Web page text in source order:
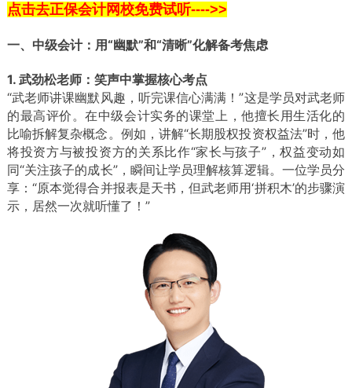
点击去正保会计网校免费试听---->>
一、中级会计：用“幽默”和“清晰”化解备考焦虑
1. 武劲松老师：笑声中掌握核心考点
“武老师讲课幽默风趣，听完课信心满满！”这是学员对武老师
的最高评价。在中级会计实务的课堂上，他擅长用生活化的
比喻拆解复杂概念。例如，讲解“长期股权投资权益法”时，他
将投资方与被投资方的关系比作“家长与孩子”，权益变动如
同“关注孩子的成长”，瞬间让学员理解核算逻辑。一位学员分
享：“原本觉得合并报表是天书，但武老师用‘拼积木’的步骤演
示，居然一次就听懂了！”